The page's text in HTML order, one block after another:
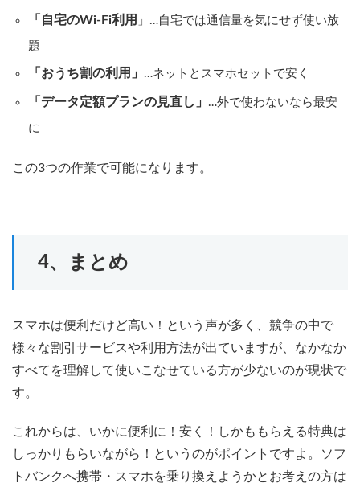
「自宅のWi-Fi利用 」…自宅では通信量を気にせず使い放
題
「おうち割の利用」 …ネットとスマホセットで安く
「データ定額プランの見直し」 …外で使わないなら最安
に
この3つの作業で可能になります。
4、まとめ
スマホは便利だけど高い！という声が多く、競争の中で
様々な割引サービスや利用方法が出ていますが、なかなか
すべてを理解して使いこなせている方が少ないのが現状で
す。
これからは、いかに便利に！安く！しかももらえる特典は
しっかりもらいながら！というのがポイントですよ。ソフ
トバンクへ携帯・スマホを乗り換えようかとお考えの方は